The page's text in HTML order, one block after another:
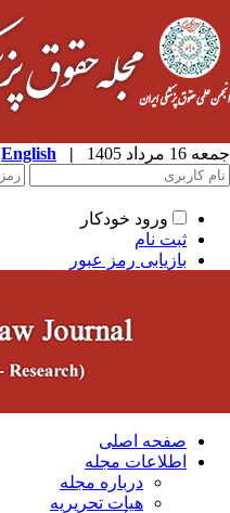
جمعه 16 مرداد 1405 |
English
ورود خودکار
ثبت نام
بازیابی رمز عبور
صفحه اصلی
اطلاعات مجله
درباره مجله
هیات تحریریه